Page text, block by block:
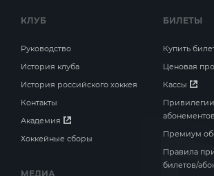
КЛУБ
Руководство
История клуба
История российского хоккея
Контакты
Академия
Хоккейные сборы
МЕДИА
БИЛЕТЫ
Купить
Ценовая
Кассы
абонементов
Премиум
Правила
билетов/